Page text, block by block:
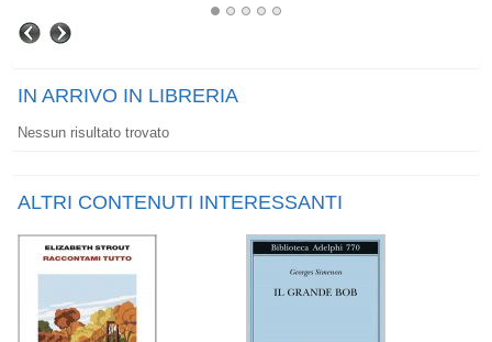
IN ARRIVO IN LIBRERIA
Nessun risultato trovato
ALTRI CONTENUTI INTERESSANTI